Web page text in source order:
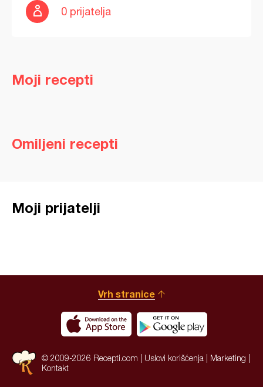
0 prijatelja
Moji recepti
Omiljeni recepti
Moji prijatelji
Vrh stranice
© 2009-2026 Recepti.com | Uslovi korišćenja Marketing
Kontakt